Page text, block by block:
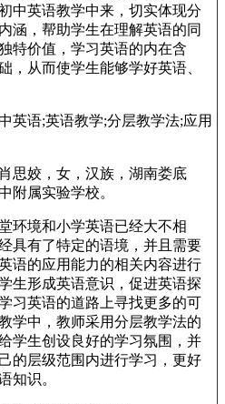
中英语教学中来，切实体现分
涵，帮助学生在理解英语的同
特价值，学习英语的内在含
，从而使学生能够学好英语、
英语;英语教学;分层教学法;应用
思姣，女，汉族，湖南娄底
附属实验学校。
环境和小学英语已经大不相
具有了特定的语境，并且需要
语的应用能力的相关内容进行
生形成英语意识，促进英语探
习英语的道路上寻找更多的可
学中，教师采用分层教学法的
学生创设良好的学习氛围，并
的层级范围内进行学习，更好
知识。